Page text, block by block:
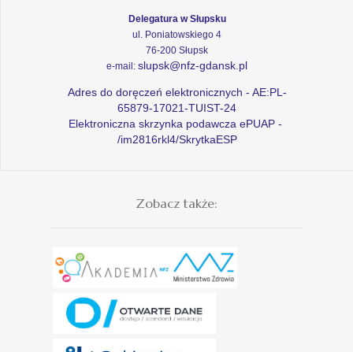
Delegatura w Słupsku
ul. Poniatowskiego 4
76-200 Słupsk
e-mail: slupsk@nfz-gdansk.pl
Adres do doręczeń elektronicznych - AE:PL-
65879-17021-TUIST-24
Elektroniczna skrzynka podawcza ePUAP -
/im2816rkl4/SkrytkaESP
Zobacz także: